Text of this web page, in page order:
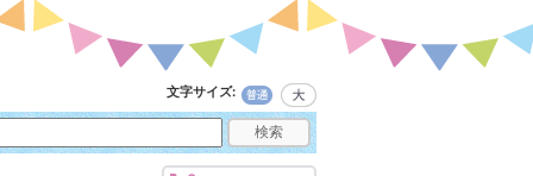
文字サイズ: